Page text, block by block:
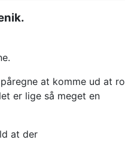
at komme ud at ro
er lige så meget en
at der